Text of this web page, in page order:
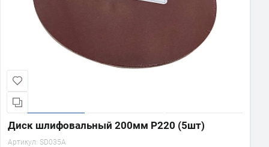
Диск шлифовальный 200мм Р220 (5шт)
Артикул: SD035A